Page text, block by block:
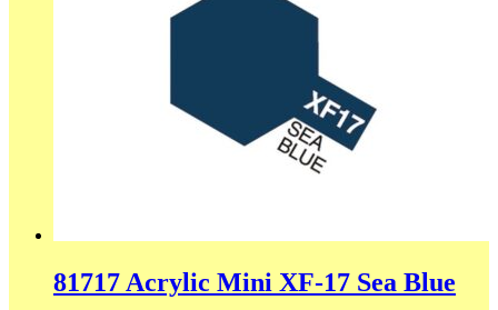
81717 Acrylic Mini XF-17 Sea Blue